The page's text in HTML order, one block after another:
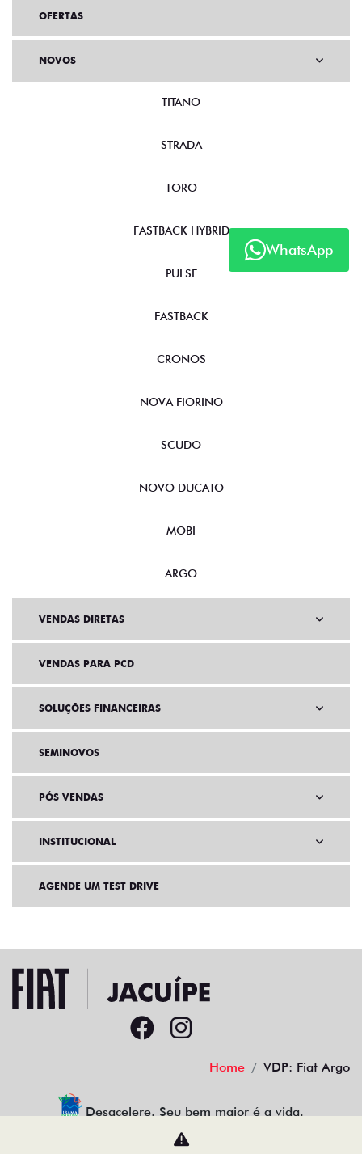
WhatsApp
OFERTAS
NOVOS
TITANO
STRADA
TORO
FASTBACK HYBRID
PULSE
FASTBACK
CRONOS
NOVA FIORINO
SCUDO
NOVO DUCATO
MOBI
ARGO
VENDAS DIRETAS
VENDAS PARA PCD
SOLUÇÕES FINANCEIRAS
SEMINOVOS
PÓS VENDAS
INSTITUCIONAL
AGENDE UM TEST DRIVE
Home VDP: Fiat Argo
Desacelere. Seu bem maior é a vida.